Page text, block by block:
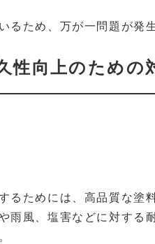
るため、万が一問題が発
性向上のための
るためには、高品質な塗
雨風、塩害などに対する